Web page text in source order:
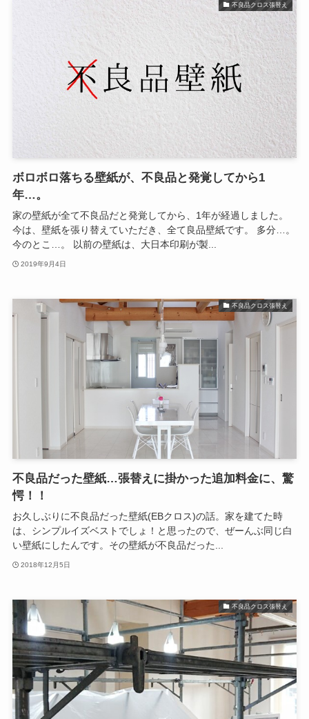
不良品クロス張替え
ボロボロ落ちる壁紙が、不良品と発覚してから1
年…。
家の壁紙が全て不良品だと発覚してから、1年が経過しました。
今は、壁紙を張り替えていただき、全て良品壁紙です。 多分…。
今のとこ…。 以前の壁紙は、大日本印刷が製...
2019年9月4日
不良品クロス張替え
不良品だった壁紙…張替えに掛かった追加料金に、驚
愕！！
お久しぶりに不良品だった壁紙(EBクロス)の話。家を建てた時
は、シンプルイズベストでしょ！と思ったので、ぜーんぶ同じ白
い壁紙にしたんです。その壁紙が不良品だった...
2018年12月5日
不良品クロス張替え